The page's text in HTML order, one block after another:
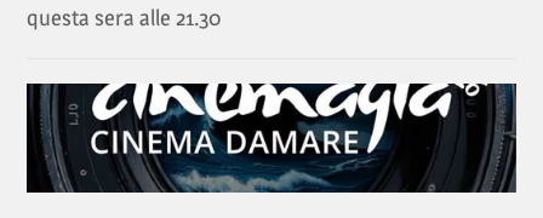
questa sera alle 21.30